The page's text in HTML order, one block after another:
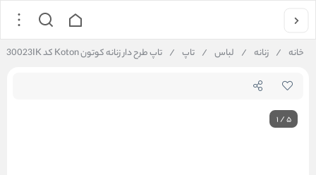
خانه / زنانه / لباس / تاپ / تاپ طرح دار زنانه کوتون Koton کد 5SAL30023IK
1/5